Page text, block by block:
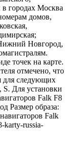
в городах Москва
домов,
Новгород,
точек на карте.
отмечено, что
для следующих
Для установки
Falk F8
Размер образа:
Falk
karty-russia-